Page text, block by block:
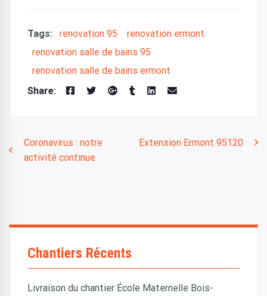
Tags: renovation 95
renovation ermont
renovation salle de bains 95
renovation salle de bains ermont
Navigation
Coronavirus : notre
activité continue
Extension Ermont 95120
Chantiers Récents
Livraison du chantier École Maternelle Bois-